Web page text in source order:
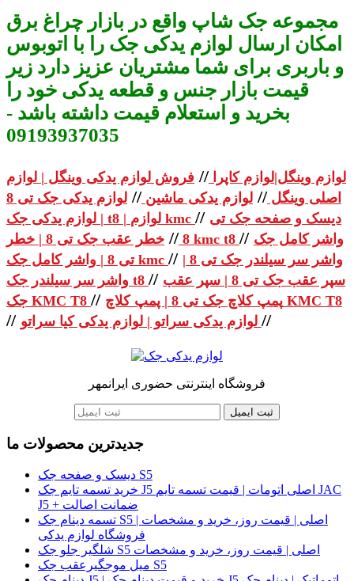
مجموعه جک شاپ واقع در بازار چراغ برق
امکان ارسال لوازم یدکی جک را با اتوبوس
و باربری برای شما مشتریان عزیز دارد زیر
قیمت بازار جنس و قطعه یدکی خود را
بخرید و استعلام قیمت داشته باشد -
09193937035
لوازم وینگل|لوازم کاپرا// فروش لوازم یدکی وینگل | لوازم
اصلی وینگل// لوازم یدکی ماشین//
لوازم یدکی جک تی 8
| لوازم یدکی جک t8 | لوازم kmc // دیسک و صفحه جک تی
8
// خطر عقب جک تی 8 | خطر kmc t8 // واشر کامل جک
تی 8 | واشر کامل جک kmc // واشر سر سیلندر جک تی 8 |
واشر سر سیلندر جک t8 // سپر عقب جک تی 8 | سپر عقب
جک KMC T8 // پمپ کلاچ جک تی 8 | پمپ کلاچ KMC T8
// //
فروشگاه اینترنتی حضوری ایرانمهر
ثبت ایمیل
جدیدترین محصولات ما
دیسک و صفحه جک S5
خرید تسمه تایم جک J5 اصلی اتومات | قیمت تسمه تایم JAC
J5 + ضمانت اصالت
تسمه دینام جک S5 اصلی | قیمت روز، خرید و مشخصات |
فروشگاه لوازم یدکی
شلگیر جلو جک S5 اصلی | قیمت روز، خرید و مشخصات
میل موجگیرعقب جک S5